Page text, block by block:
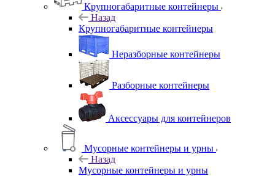
Крупногабаритные контейнеры
Назад
Крупногабаритные контейнеры
Неразборные контейнеры
Разборные контейнеры
Аксессуары для контейнеров
Мусорные контейнеры и урны
Назад
Мусорные контейнеры и урны